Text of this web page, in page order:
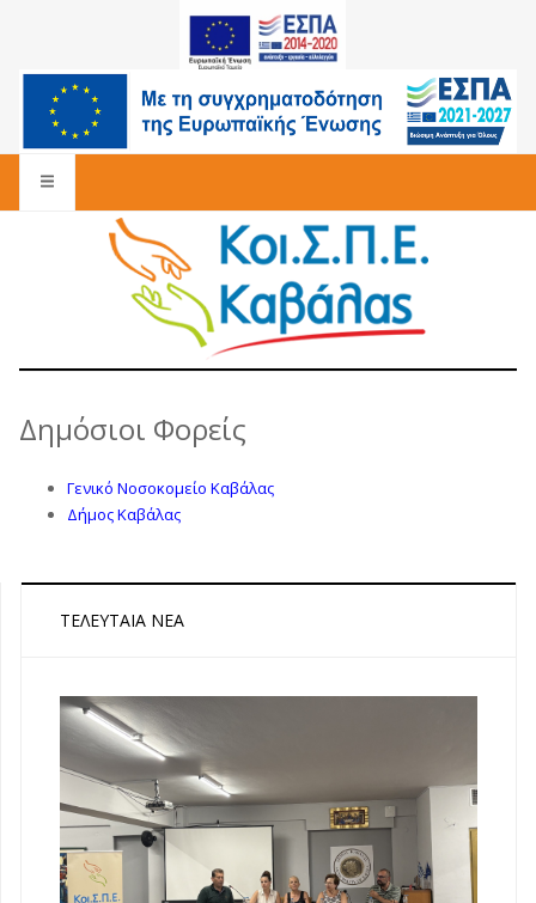
Δημόσιοι Φορείς
Γενικό Νοσοκομείο Καβάλας
Δήμος Καβάλας
ΤΕΛΕΥΤΑΊΑ ΝΈΑ